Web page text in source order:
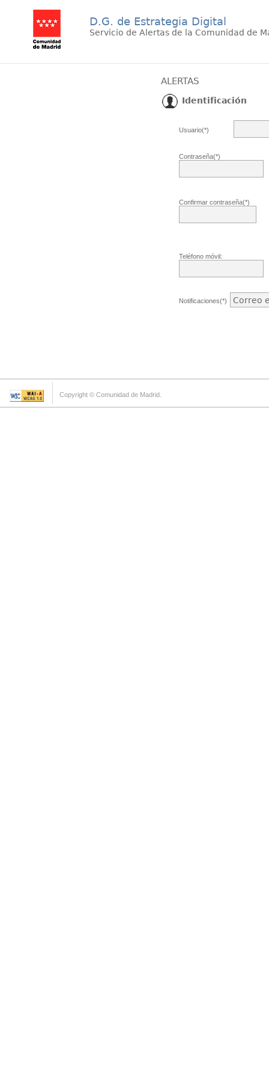
D.G. de Estrategia Digital
Servicio de Alertas de la Comunidad de
ALERTAS
Identificación
Usuario(*)
Contraseña(*)
Confirmar contraseña(*)
Teléfono móvil:
Notificaciones(*)
Copyright © Comunidad de Madrid.